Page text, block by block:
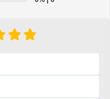
Bình Phước, Thành phố
- 093 211 3677 ( Phú )